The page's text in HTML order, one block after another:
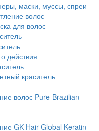
маски, муссы, спреи
волос
для волос
действия
краситель
волос Pure Brazilian
GK Hair Global Keratin